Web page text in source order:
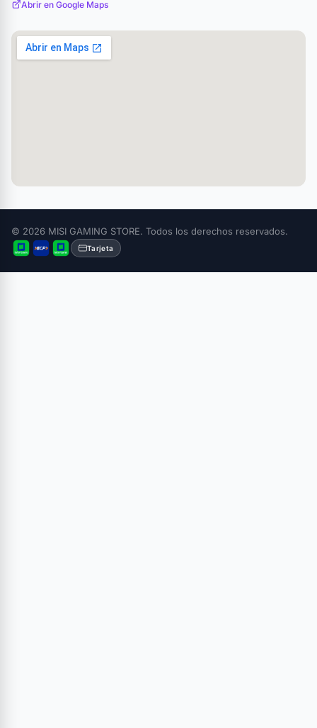
Abrir en Google Maps
© 2026 MISI GAMING STORE. Todos los derechos reservados.
Tarjeta